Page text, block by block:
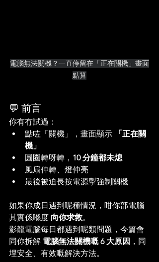
電腦無法關機？一直停留在「正在關機」畫面
點算
💬 前言
你有冇試過：
點咗「關機」，畫面顯示
「正在關
機」
圓圈轉呀轉， 10 分鐘都未熄
風扇仲轉、燈仲亮
最後被迫長按電源掣強制關機
如果你成日遇到呢種情況，咁你部電腦
其實係喺度 向你求救。
影龍電腦每日都遇到呢類問題，今篇會
同你拆解 電腦無法關機嘅 6 大原因 ，同
埋安全、有效嘅解決方法。